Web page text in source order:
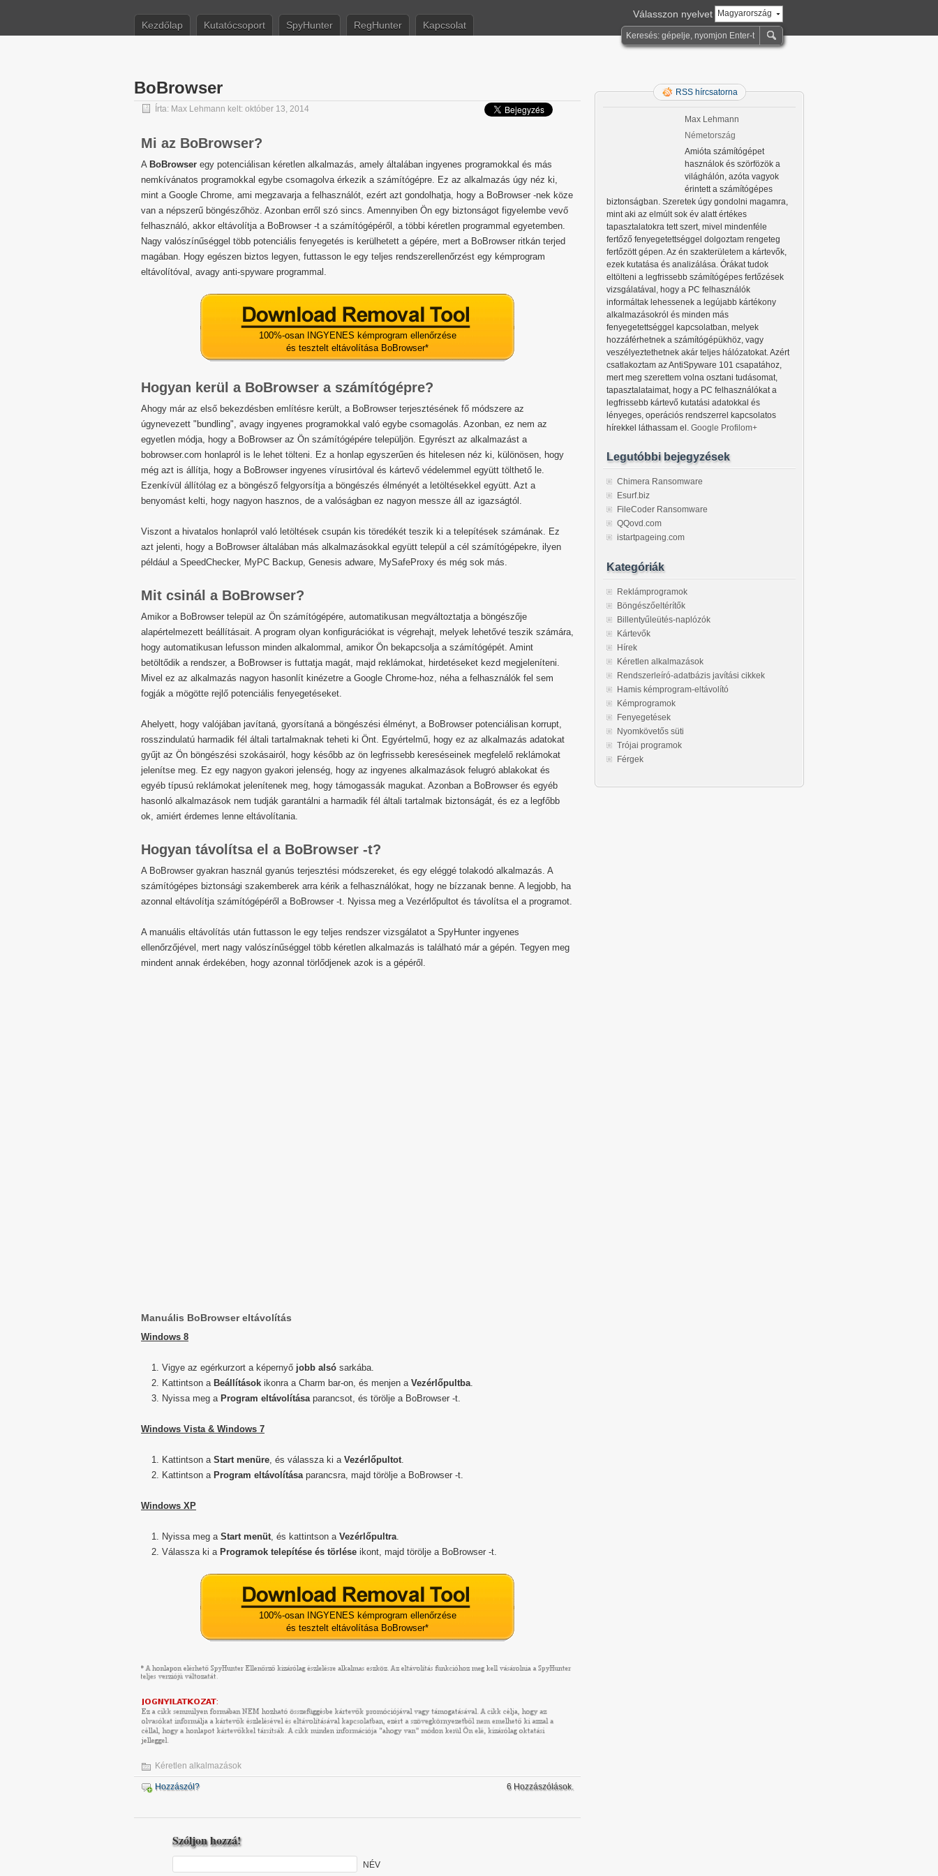
Magyarország
Válasszon nyelvet
Kezdőlap
Kutatócsoport SpyHunter RegHunter Kapcsolat
BoBrowser
Írta: Max Lehmann kelt: október 13, 2014
Mi az BoBrowser?
A BoBrowser egy potenciálisan kéretlen alkalmazás, amely általában ingyenes programokkal és más
nemkívánatos programokkal egybe csomagolva érkezik a számítógépre. Ez az alkalmazás úgy néz ki,
mint a Google Chrome, ami megzavarja a felhasználót, ezért azt gondolhatja, hogy a BoBrowser -nek köze
van a népszerű böngészőhöz. Azonban erről szó sincs. Amennyiben Ön egy biztonságot figyelembe vevő
felhasználó, akkor eltávolítja a BoBrowser -t a számítógépéről, a többi kéretlen programmal egyetemben.
Nagy valószínűséggel több potenciális fenyegetés is kerülhetett a gépére, mert a BoBrowser ritkán terjed
magában. Hogy egészen biztos legyen, futtasson le egy teljes rendszerellenőrzést egy kémprogram
eltávolítóval, avagy anti-spyware programmal.
100%-osan INGYENES kémprogram ellenőrzése
és tesztelt eltávolítása BoBrowser*
Hogyan kerül a BoBrowser a számítógépre?
Ahogy már az első bekezdésben említésre került, a BoBrowser terjesztésének fő módszere az
úgynevezett "bundling", avagy ingyenes programokkal való egybe csomagolás. Azonban, ez nem az
egyetlen módja, hogy a BoBrowser az Ön számítógépére települjön. Egyrészt az alkalmazást a
bobrowser.com honlapról is le lehet tölteni. Ez a honlap egyszerűen és hitelesen néz ki, különösen, hogy
még azt is állítja, hogy a BoBrowser ingyenes vírusirtóval és kártevő védelemmel együtt tölthető le.
Ezenkívül állítólag ez a böngésző felgyorsítja a böngészés élményét a letöltésekkel együtt. Azt a
benyomást kelti, hogy nagyon hasznos, de a valóságban ez nagyon messze áll az igazságtól.
Viszont a hivatalos honlapról való letöltések csupán kis töredékét teszik ki a telepítések számának. Ez
azt jelenti, hogy a BoBrowser általában más alkalmazásokkal együtt települ a cél számítógépekre, ilyen
például a SpeedChecker, MyPC Backup, Genesis adware, MySafeProxy és még sok más.
Mit csinál a BoBrowser?
Amikor a BoBrowser települ az Ön számítógépére, automatikusan megváltoztatja a böngészője
alapértelmezett beállításait. A program olyan konfigurációkat is végrehajt, melyek lehetővé teszik számára,
hogy automatikusan lefusson minden alkalommal, amikor Ön bekapcsolja a számítógépét. Amint
betöltődik a rendszer, a BoBrowser is futtatja magát, majd reklámokat, hirdetéseket kezd megjeleníteni.
Mivel ez az alkalmazás nagyon hasonlít kinézetre a Google Chrome-hoz, néha a felhasználók fel sem
fogják a mögötte rejlő potenciális fenyegetéseket.
Ahelyett, hogy valójában javítaná, gyorsítaná a böngészési élményt, a BoBrowser potenciálisan korrupt,
rosszindulatú harmadik fél általi tartalmaknak teheti ki Önt. Egyértelmű, hogy ez az alkalmazás adatokat
gyűjt az Ön böngészési szokásairól, hogy később az ön legfrissebb kereséseinek megfelelő reklámokat
jelenítse meg. Ez egy nagyon gyakori jelenség, hogy az ingyenes alkalmazások felugró ablakokat és
egyéb típusú reklámokat jelenítenek meg, hogy támogassák magukat. Azonban a BoBrowser és egyéb
hasonló alkalmazások nem tudják garantálni a harmadik fél általi tartalmak biztonságát, és ez a legfőbb
ok, amiért érdemes lenne eltávolítania.
Hogyan távolítsa el a BoBrowser -t?
A BoBrowser gyakran használ gyanús terjesztési módszereket, és egy eléggé tolakodó alkalmazás. A
számítógépes biztonsági szakemberek arra kérik a felhasználókat, hogy ne bízzanak benne. A legjobb, ha
azonnal eltávolítja számítógépéről a BoBrowser -t. Nyissa meg a Vezérlőpultot és távolítsa el a programot.
A manuális eltávolítás után futtasson le egy teljes rendszer vizsgálatot a SpyHunter ingyenes
ellenőrzőjével, mert nagy valószínűséggel több kéretlen alkalmazás is található már a gépén. Tegyen meg
mindent annak érdekében, hogy azonnal törlődjenek azok is a gépéről.
Manuális BoBrowser eltávolítás
Windows 8
Vigye az egérkurzort a képernyő jobb alsó sarkába.
Kattintson a Beállítások ikonra a Charm bar-on, és menjen a Vezérlőpultba.
Nyissa meg a Program eltávolításaparancsot, és törölje a BoBrowser -t.
Windows Vista & Windows 7
Kattintson a Start menüre, és válassza ki a Vezérlőpultot.
Kattintson a Program eltávolításaparancsra, majd törölje a BoBrowser -t.
Windows XP
Nyissa meg a Start menüt, és kattintson a Vezérlőpultra.
Válassza ki a Programok telepítése és törlése ikont, majd törölje a BoBrowser -t.
100%-osan INGYENES kémprogram ellenőrzése
és tesztelt eltávolítása BoBrowser*
Kéretlen alkalmazások
Hozzászól? 6 Hozzászólások.
Szóljon hozzá!
NÉV
RSS hírcsatorna
Max Lehmann
Németország
Amióta számítógépet
használok és szörfözök a
világhálón, azóta vagyok
érintett a számítógépes
biztonságban. Szeretek úgy gondolni magamra,
mint aki az elmúlt sok év alatt értékes
tapasztalatokra tett szert, mivel mindenféle
fertőző fenyegetettséggel dolgoztam rengeteg
fertőzött gépen. Az én szakterületem a kártevők,
ezek kutatása és analizálása. Órákat tudok
eltölteni a legfrissebb számítógépes fertőzések
vizsgálatával, hogy a PC felhasználók
informáltak lehessenek a legújabb kártékony
alkalmazásokról és minden más
fenyegetettséggel kapcsolatban, melyek
hozzáférhetnek a számítógépükhöz, vagy
veszélyeztethetnek akár teljes hálózatokat. Azért
csatlakoztam az AntiSpyware 101 csapatához,
mert meg szerettem volna osztani tudásomat,
tapasztalataimat, hogy a PC felhasználókat a
legfrissebb kártevő kutatási adatokkal és
lényeges, operációs rendszerrel kapcsolatos
hírekkel láthassam el. Google Profilom+
Legutóbbi bejegyzések
Chimera Ransomware
Esurf.biz
FileCoder Ransomware
QQovd.com
istartpageing.com
Kategóriák
Reklámprogramok
Böngészőeltérítők
Billentyűleütés-naplózók
Kártevők
Hírek
Kéretlen alkalmazások
Rendszerleíró-adatbázis javítási cikkek
Hamis kémprogram-eltávolító
Kémprogramok
Fenyegetések
Nyomkövetős süti
Trójai programok
Férgek